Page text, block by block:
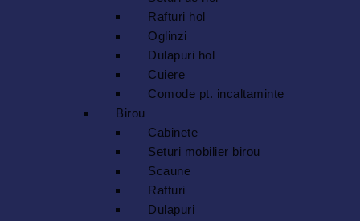
Rafturi hol
Oglinzi
Dulapuri hol
Cuiere
Comode pt. incaltaminte
Birou
Cabinete
Seturi mobilier birou
Scaune
Rafturi
Dulapuri